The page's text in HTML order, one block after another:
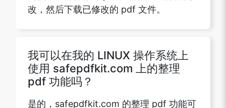
改，然后下载已修改的 pdf 文件。
我可以在我的 LINUX 操作系统上
使用 safepdfkit.com 上的整理
pdf 功能吗？
是的，safepdfkit.com 的整理 pdf 功能可